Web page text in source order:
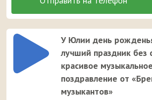
У Юлии день
лучший праздник без
красивое музыкальное
поздравление от
музыкантов»